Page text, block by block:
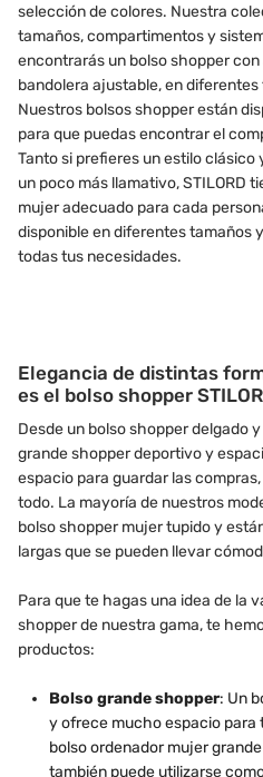
selección de colores. Nuestra
tamaños, compartimentos y
encontrarás un bolso shopper
bandolera ajustable, en diferentes
Nuestros bolsos shopper están
para que puedas encontrar el
Tanto si prefieres un estilo clásico
un poco más llamativo, STILORD
mujer adecuado para cada
disponible en diferentes tamaños
todas tus necesidades.
Elegancia de distintas
es el bolso shopper
Desde un bolso shopper delgado
grande shopper deportivo y
espacio para guardar las
todo. La mayoría de nuestros
bolso shopper mujer tupido y
largas que se pueden llevar
Para que te hagas una idea de la
shopper de nuestra gama, te
productos:
Bolso grande shopper: Un
y ofrece mucho espacio para
bolso ordenador mujer
también puede utilizarse